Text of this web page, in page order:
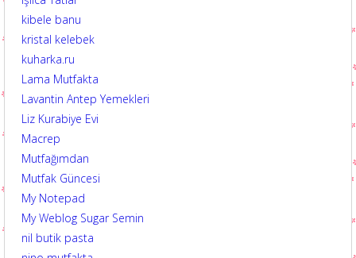
kibele banu
kristal kelebek
kuharka.ru
Lama Mutfakta
Lavantin Antep Yemekleri
Liz Kurabiye Evi
Macrep
Mutfağımdan
Mutfak Güncesi
My Notepad
My Weblog Sugar Semin
nil butik pasta